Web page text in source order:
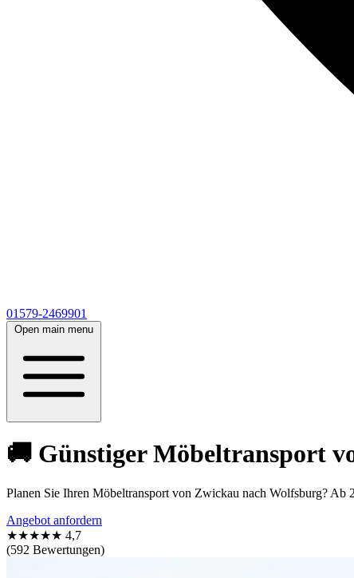
01579-2469901
Open main menu
🚚 Günstiger Möbeltransport
Planen Sie Ihren Möbeltransport von Zwickau nach Wolfsburg?
Angebot anfordern
★★★★★ 4,7
(592 Bewertungen)